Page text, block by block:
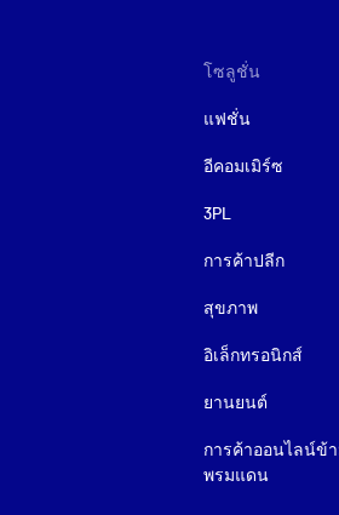
โซลูชั่น
แฟชั่น
อีคอมเมิร์ซ
3PL
การค้าปลีก
สุขภาพ
อิเล็กทรอนิกส์
ยานยนต์
การค้าออนไลน์ข้
พรมแดน